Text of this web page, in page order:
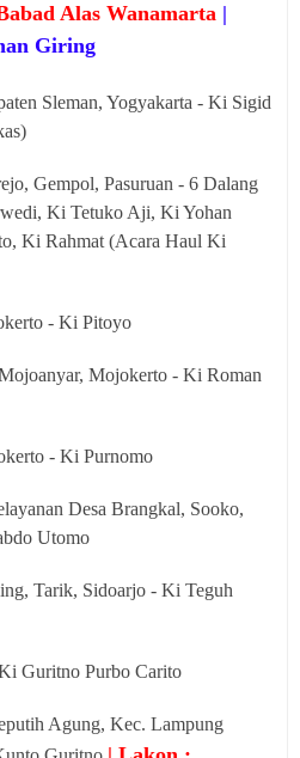
Alas Wanamarta |
Giring
Sleman, Yogyakarta - Ki Sigid
Gempol, Pasuruan - 6 Dalang
Ki Tetuko Aji, Ki Yohan
Ki Rahmat (Acara Haul Ki
- Ki Pitoyo
Mojokerto - Ki Roman
- Ki Purnomo
Desa Brangkal, Sooko,
Utomo
Tarik, Sidoarjo - Ki Teguh
Guritno Purbo Carito
Agung, Kec. Lampung